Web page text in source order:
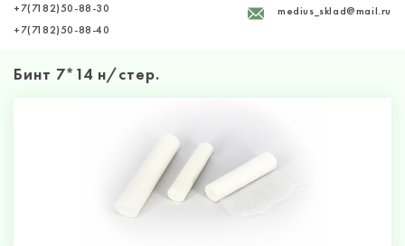
+7(7182)50-88-30
+7(7182)50-88-40
medius_sklad@mail.ru
Бинт 7*14 н/стер.